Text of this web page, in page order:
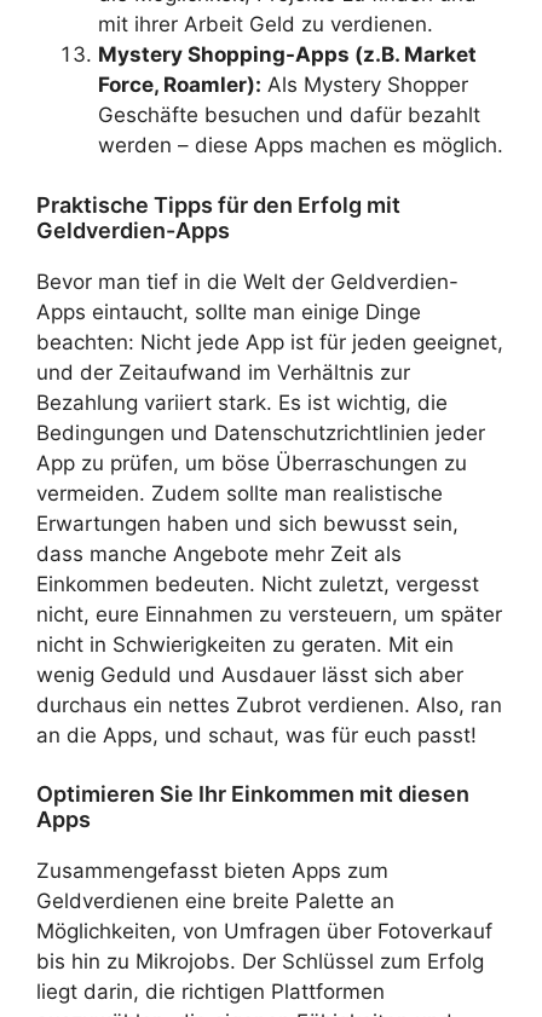
mit ihrer Arbeit Geld zu verdienen.
Mystery Shopping-Apps (z.B. Market
Force, Roamler): Als Mystery Shopper
Geschäfte besuchen und dafür bezahlt
werden – diese Apps machen es möglich.
Praktische Tipps für den Erfolg mit
Geldverdien-Apps
Bevor man tief in die Welt der Geldverdien-
Apps eintaucht, sollte man einige Dinge
beachten: Nicht jede App ist für jeden geeignet,
und der Zeitaufwand im Verhältnis zur
Bezahlung variiert stark. Es ist wichtig, die
Bedingungen und Datenschutzrichtlinien jeder
App zu prüfen, um böse Überraschungen zu
vermeiden. Zudem sollte man realistische
Erwartungen haben und sich bewusst sein,
dass manche Angebote mehr Zeit als
Einkommen bedeuten. Nicht zuletzt, vergesst
nicht, eure Einnahmen zu versteuern, um später
nicht in Schwierigkeiten zu geraten. Mit ein
wenig Geduld und Ausdauer lässt sich aber
durchaus ein nettes Zubrot verdienen. Also, ran
an die Apps, und schaut, was für euch passt!
Optimieren Sie Ihr Einkommen mit diesen
Apps
Zusammengefasst bieten Apps zum
Geldverdienen eine breite Palette an
Möglichkeiten, von Umfragen über Fotoverkauf
bis hin zu Mikrojobs. Der Schlüssel zum Erfolg
liegt darin, die richtigen Plattformen